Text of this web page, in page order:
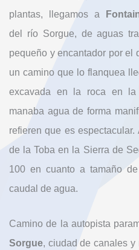
plantas, llegamos a
del río Sorgue, de aguas
pequeño y encantador por el
un camino que lo flanquea
excavada en la roca en
manaba agua de forma
refieren que es
de la Toba en la Sierra de
100 en cuanto a tamaño
caudal de agua.
Camino de la autopista
Sorgue, ciudad de canales y